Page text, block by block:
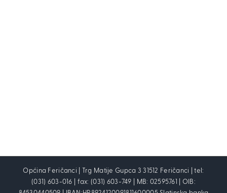
Općina Feričanci | Trg Matije Gupca 3 31512 Feričanci | tel:
(031) 603-016 | fax: (031) 603-749 | MB: 02595761 | OIB: